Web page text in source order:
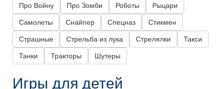
Про Войну Про Зомби Роботы Рыцари
Самолеты Снайпер Спецназ Стикмен
Страшные Стрельба из лука Стрелялки Такси
Танки Тракторы Шутеры
Игры для детей